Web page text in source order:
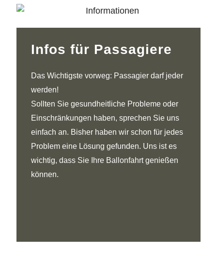
Infos für Passagiere
Das Wichtigste vorweg: Passagier darf jeder
werden!
Sollten Sie gesundheitliche Probleme oder
Einschränkungen haben, sprechen Sie uns
einfach an. Bisher haben wir schon für jedes
Problem eine Lösung gefunden. Uns ist es
wichtig, dass Sie Ihre Ballonfahrt genießen
können.